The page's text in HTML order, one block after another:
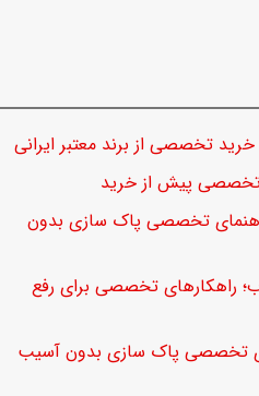
تخصصی از برند معتبر ایرانی
پیش از خرید
تخصصی پاک سازی بدون
راهکارهای تخصصی برای رفع
تخصصی پاک سازی بدون آسیب